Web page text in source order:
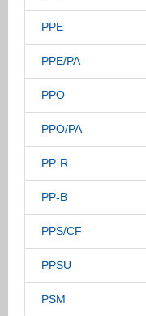
PPE
PPE/PA
PPO
PPO/PA
PP-R
PP-B
PPS/CF
PPSU
PSM